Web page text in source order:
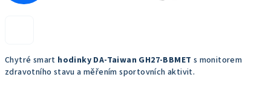
Chytré smart hodinky DA-Taiwan GH27-BBMET s monitorem
zdravotního stavu a měřením sportovních aktivit.